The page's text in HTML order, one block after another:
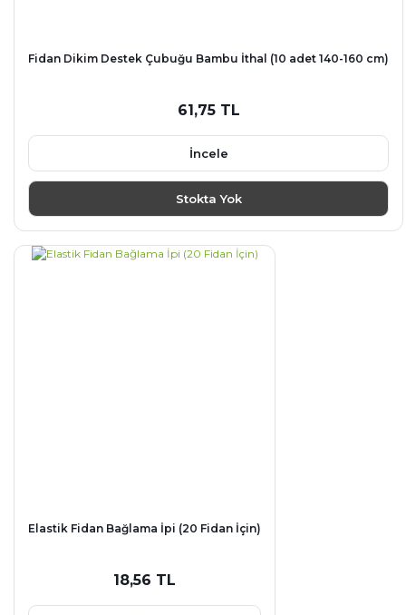
Fidan Dikim Destek Çubuğu Bambu İthal (10 adet 140-160 cm)
61,75 TL
İncele
Stokta Yok
Elastik Fidan Bağlama İpi (20 Fidan İçin)
18,56 TL